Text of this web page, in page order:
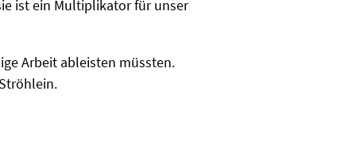
ist ein Multiplikator für unser
Arbeit ableisten müssten.